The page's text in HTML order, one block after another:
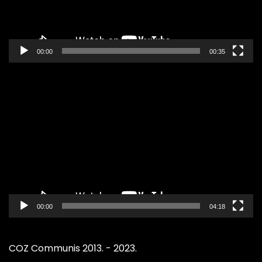
00:00 00:35
00:00 04:18
COZ Communis 2013. - 2023.